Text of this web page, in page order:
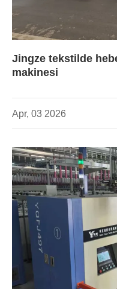
Jingze tekstilde
makinesi
Apr, 03 2026